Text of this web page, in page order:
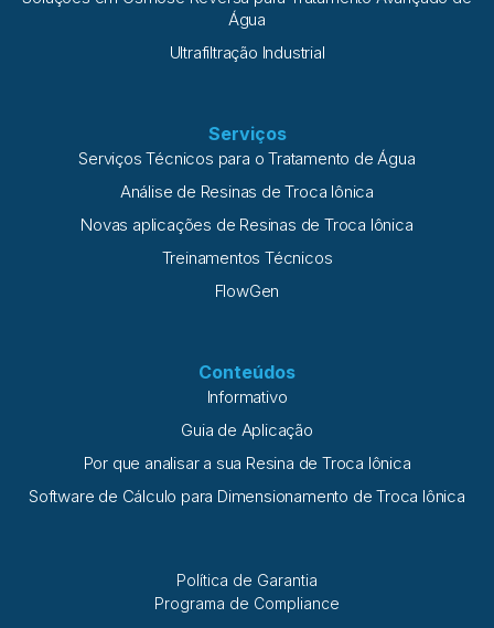
Água
Ultrafiltração Industrial
Serviços
Serviços Técnicos para o Tratamento de Água
Análise de Resinas de Troca Iônica
Novas aplicações de Resinas de Troca Iônica
Treinamentos Técnicos
FlowGen
Conteúdos
Informativo
Guia de Aplicação
Por que analisar a sua Resina de Troca Iônica
Software de Cálculo para Dimensionamento de Troca Iônica
Política de Garantia
Programa de Compliance